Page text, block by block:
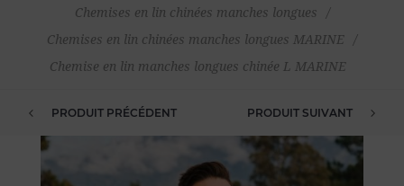
Chemises en lin chinées manches longues
/
Chemises en lin chinées manches longues MARINE
/
Chemise en lin manches longues chinée L MARINE
PRODUIT PRÉCÉDENT PRODUIT SUIVANT